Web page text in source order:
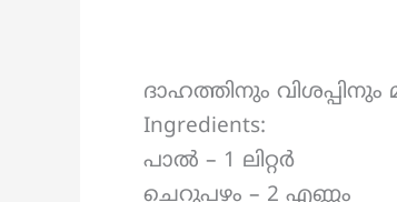
ദാഹത്തിനും
Ingredients:
പാൽ – 1 ലിറ്റർ
ചെറുപഴം – 2 എണ്ണം